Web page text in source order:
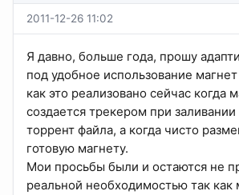
2011-12-26 11:02
Я давно, больше года, прошу
под удобное использование
как это реализовано сейчас когда
создается трекером при заливании
торрент файла, а когда чисто
готовую магнету.
Мои просьбы были и остаются не
реальной необходимостью так как